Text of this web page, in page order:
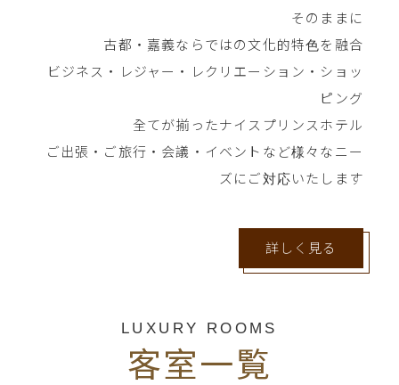
そのままに
古都・嘉義ならではの⽂化的特⾊を融合
ビジネス・レジャー・レクリエーション・ショッ
ピング
全てが揃ったナイスプリンスホテル
ご出張・ご旅⾏・会議・イベントなど様々なニー
ズにご対応いたします
詳しく見る
LUXURY ROOMS
客室一覧